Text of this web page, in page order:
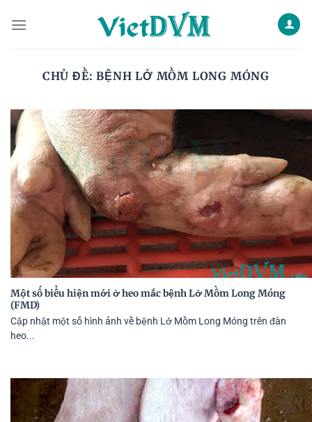
CHỦ ĐỀ:BỆNH LỞ MỒM LONG MÓNG
Một số biểu hiện mới ở heo mắc bệnh Lở Mồm Long Móng
(FMD)
Cập nhật một số hình ảnh về bệnh Lở Mồm Long Móng trên đàn
heo...